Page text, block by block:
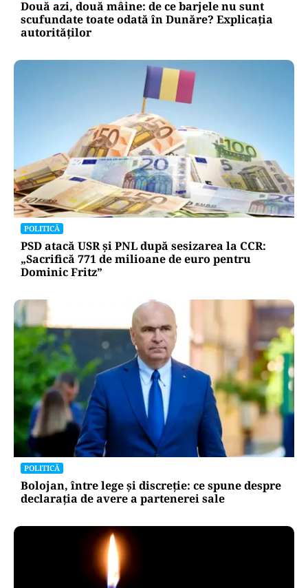
Două azi, două mâine: de ce barjele nu sunt
scufundate toate odată în Dunăre? Explicația
autorităților
POLITICĂ
PSD atacă USR și PNL după sesizarea la CCR:
„Sacrifică 771 de milioane de euro pentru
Dominic Fritz”
POLITICĂ
Bolojan, între lege și discreție: ce spune despre
declarația de avere a partenerei sale